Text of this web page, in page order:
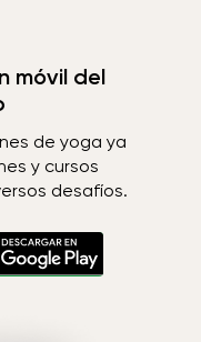
móvil del
de yoga ya
y cursos
desafíos.